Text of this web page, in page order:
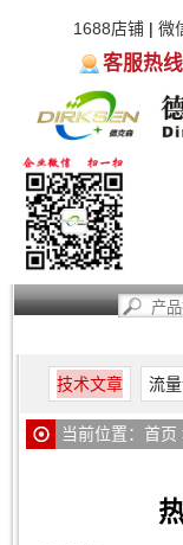
1688店铺| 微
客服热
技术文章 流
当前位置： 首页